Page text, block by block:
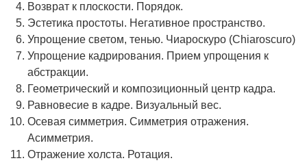
Возврат к плоскости. Порядок.
Эстетика простоты. Негативное пространство.
Упрощение светом, тенью. Чиароскуро (Chiaroscuro)
Упрощение кадрирования. Прием упрощения к
абстракции.
Геометрический и композиционный центр кадра.
Равновесие в кадре. Визуальный вес.
Осевая симметрия. Симметрия отражения.
Асимметрия.
Отражение холста. Ротация.